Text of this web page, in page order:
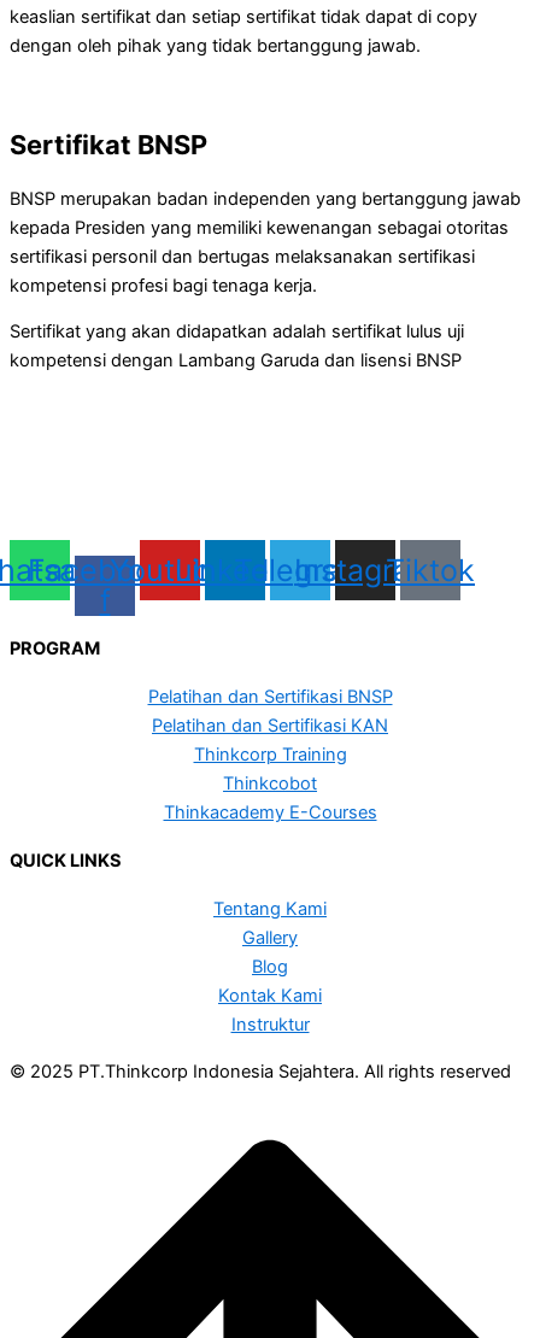
keaslian sertifikat dan setiap sertifikat tidak dapat di copy
dengan oleh pihak yang tidak bertanggung jawab.
Sertifikat BNSP
BNSP merupakan badan independen yang bertanggung jawab
kepada Presiden yang memiliki kewenangan sebagai otoritas
sertifikasi personil dan bertugas melaksanakan sertifikasi
kompetensi profesi bagi tenaga kerja.
Sertifikat yang akan didapatkan adalah sertifikat lulus uji
kompetensi dengan Lambang Garuda dan lisensi BNSP
Facebook-
f
YoutubeLinkedinTelegram
Instagram
Tiktok
PROGRAM
Pelatihan dan Sertifikasi BNSP
Pelatihan dan Sertifikasi KAN
Thinkcorp Training
Thinkcobot
Thinkacademy E-Courses
QUICK LINKS
Tentang Kami
Gallery
Blog
Kontak Kami
Instruktur
© 2025 PT.Thinkcorp Indonesia Sejahtera. All rights reserved